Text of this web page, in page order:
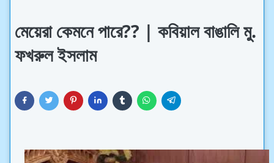
মেয়েরা কেমনে পারে?? | কবিয়াল বাঙালি মু.
ফখরুল ইসলাম